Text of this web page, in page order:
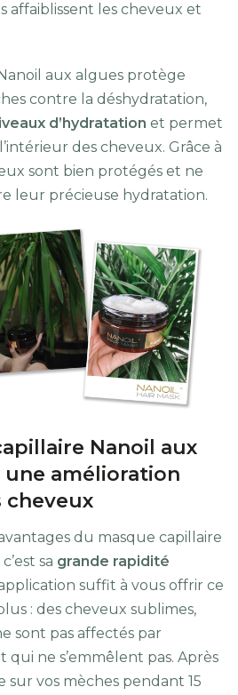
affaiblissent les cheveux et
aux algues protège
contre la déshydratation,
d’hydratation et permet
des cheveux. Grâce à
sont bien protégés et ne
leur précieuse hydratation.
Nanoil aux
amélioration
cheveux
du masque capillaire
sa grande rapidité
suffit à vous offrir ce
: des cheveux sublimes,
sont pas affectés par
qui ne s’emmêlent pas. Après
sur vos mèches pendant 15